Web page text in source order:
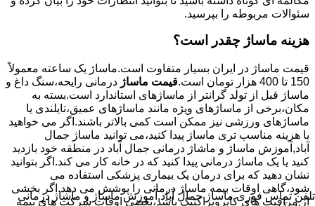
سئوالات مربوطه را بپرسید.
هزینه ماساژ چقدر است؟
قیمت ماساژ در ایران بسیار متفاوت است.ماساژ یک ساعته معمولاً
150 تا 400 هزار تومان است.
قیمت ماساژ درمانی رایحه،سنگ داغ و
ماساژ قبل از تولد گرانتر از ماساژهای استاندارد است.بسته به
مکان،برخی از ماساژهای ویژه مانند ماساژهای عمیق،تایلندی یا
ماساژهای ورزشی نیز ممکن است کمی بالاتر باشند.اگر می خواهید
با هزینه مناسب تری ماساژ پیدا کنید،می توانید ماساژ جمال
آباد,آموزش ماساژ و ماشاژ درمانی جمال آباد در منطقه خود بازدید
کنید یا یک ماساژ درمانی پیدا کنید که در خانه کار می کند.اگر بتوانید
نشان دهید که برای درمان یک بیماری پزشکی استفاده می
شود،گاهی اوقات بیمه ماساژ درمانی را پوشش می دهد.اگر بخشی
از مراقبت های کایروپراکتیک باشد،بعضی اوقات شرکت های بیمه
تلفن تماس فوریماساژ جمال آباد,آموزش ماساژ و ماشاژ درمانی